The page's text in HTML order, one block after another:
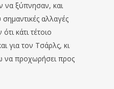
να ξύπνησαν, και
αλλαγές
κάτι τέτοιο
για τον Τσάρλς, κι
να προχωρήσει προς